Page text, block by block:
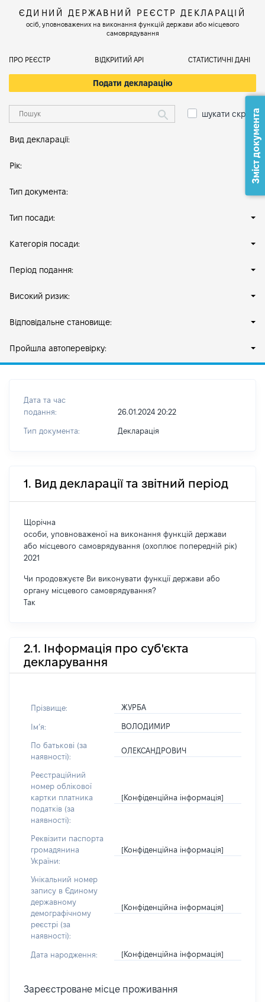
ЄДИНИЙ ДЕРЖАВНИЙ РЕЄСТР ДЕКЛАРАЦІЙ
осіб, уповноважених на виконання функцій держави або місцевого
самоврядування
ПРО РЕЄСТР ВІДКРИТИЙ АРІ СТАТИСТИЧНІ ДАНІ
Подати декларацію
шукати скрізь
Вид декларації:
Рік:
Тип документа:
Тип посади:
Категорія посади:
Період подання:
Високий ризик:
Відповідальне становище:
Пройшла автоперевірку:
Дата та час
подання:
26.01.2024 20:22
Тип документа: Декларація
1. Вид декларації та звітний період
Щорічна
особи, уповноваженої на виконання функцій держави
або місцевого самоврядування (охоплює попередній рік)
2021
Чи продовжуєте Ви виконувати функції держави або
органу місцевого самоврядування?
Так
2.1. Інформація про суб'єкта
декларування
Прізвище: ЖУРБА
Імʼя: ВОЛОДИМИР
По батькові (за
наявності):
ОЛЕКСАНДРОВИЧ
Реєстраційний
номер облікової
картки платника
податків (за
наявності):
[Конфіденційна інформація]
Реквізити паспорта
громадянина
України:
[Конфіденційна інформація]
Унікальний номер
запису в Єдиному
державному
демографічному
реєстрі (за
наявності):
[Конфіденційна інформація]
Дата народження: [Конфіденційна інформація]
Зареєстроване місце проживання
Зміст документа